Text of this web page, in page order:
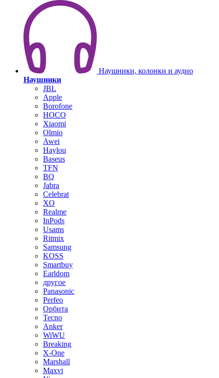
Наушники, колонки и аудио
Наушники
JBL
Apple
Borofone
HOCO
Xiaomi
Olmio
Awei
Haylou
Baseus
TFN
BQ
Jabra
Celebrat
XO
Realme
InPods
Usams
Ritmix
Samsung
KOSS
Smartbuy
Earldom
другое
Panasonic
Perfeo
Орбита
Tecno
Anker
WiWU
Breaking
X-One
Marshall
Maxvi